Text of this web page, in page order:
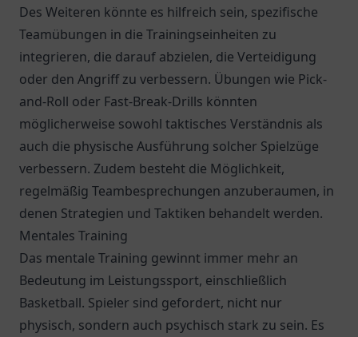
Des Weiteren könnte es hilfreich sein, spezifische
Teamübungen in die Trainingseinheiten zu
integrieren, die darauf abzielen, die Verteidigung
oder den Angriff zu verbessern. Übungen wie Pick-
and-Roll oder Fast-Break-Drills könnten
möglicherweise sowohl taktisches Verständnis als
auch die physische Ausführung solcher Spielzüge
verbessern. Zudem besteht die Möglichkeit,
regelmäßig Teambesprechungen anzuberaumen, in
denen Strategien und Taktiken behandelt werden.
Mentales Training
Das mentale Training gewinnt immer mehr an
Bedeutung im Leistungssport, einschließlich
Basketball. Spieler sind gefordert, nicht nur
physisch, sondern auch psychisch stark zu sein. Es